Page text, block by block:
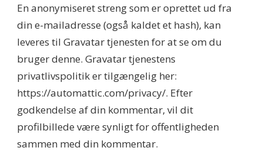
En anonymiseret streng som er oprettet ud fra
din e-mailadresse (også kaldet et hash), kan
leveres til Gravatar tjenesten for at se om du
bruger denne. Gravatar tjenestens
privatlivspolitik er tilgængelig her:
https://automattic.com/privacy/. Efter
godkendelse af din kommentar, vil dit
profilbillede være synligt for offentligheden
sammen med din kommentar.